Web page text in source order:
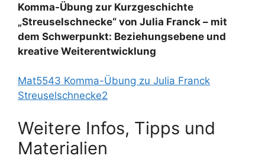
Komma-Übung zur Kurzgeschichte
„Streuselschnecke“ von Julia Franck – mit
dem Schwerpunkt: Beziehungsebene und
kreative Weiterentwicklung
Mat5543 Komma-Übung zu Julia Franck
Streuselschnecke2
Weitere Infos, Tipps und
Materialien